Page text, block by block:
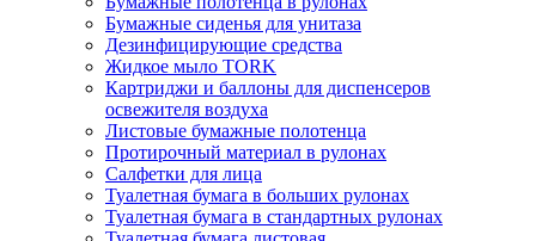
Бумажные сиденья для унитаза
Дезинфицирующие средства
Жидкое мыло TORK
Картриджи и баллоны для диспенсеров
освежителя воздуха
Листовые бумажные полотенца
Протирочный материал в рулонах
Салфетки для лица
Туалетная бумага в больших рулонах
Туалетная бумага в стандартных рулонах